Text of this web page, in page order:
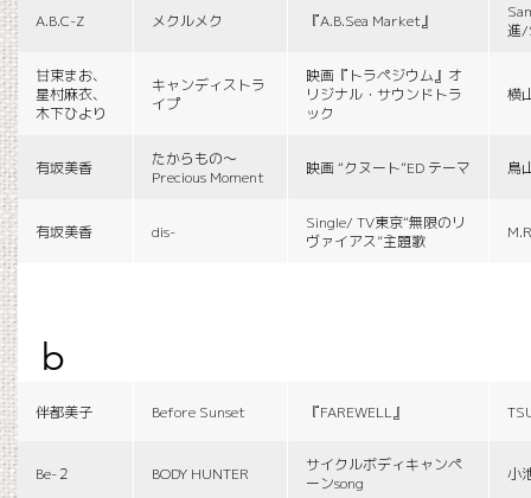
A.B.C-Z メクルメク 『A.B.Sea Market』
進/
甘束まお、
星村麻衣、
木下ひより
キャンディストラ
イプ
映画『トラペジウム』オ
リジナル・サウンドトラ
ック
横
有坂美香
たからもの〜
Precious Moment
映画 “クヌート”ED テーマ 鳥
有坂美香 dis-
Single/ TV東京“無限のリ
ヴァイアス”主題歌
b
伴都美子 Before Sunset 『FAREWELL』
Be-２ BODY HUNTER
サイクルボディキャンペ
ーンsong
小